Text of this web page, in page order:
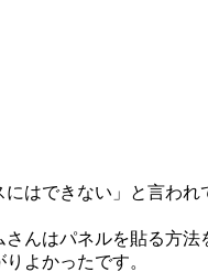
はできない」と言われ
んはパネルを貼る方法
よかったです。